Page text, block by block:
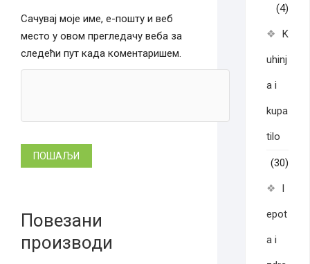
Сачувај моје име, е-пошту и веб
место у овом прегледачу веба за
следећи пут када коментаришем.
Повезани
производи
(4)
K
uhinj
a i
kupa
tilo
(30)
l
epot
a i